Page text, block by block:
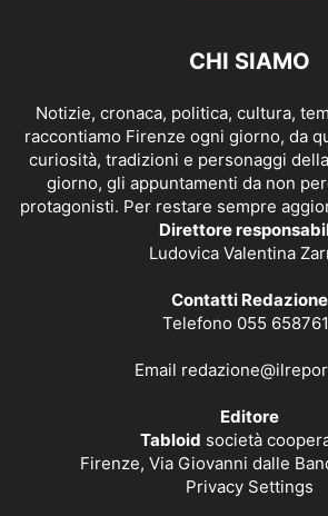
CHI SIAMO
Notizie, cronaca, politica, cultura,
raccontiamo Firenze ogni giorno, da
curiosità, tradizioni e personaggi
giorno, gli appuntamenti da non
protagonisti. Per restare sempre
Direttore
Ludovica Valentina
Contatti Redazione
Telefono 055
Email
Editore
Tabloid società
Firenze, Via Giovanni dalle
Privacy Settings